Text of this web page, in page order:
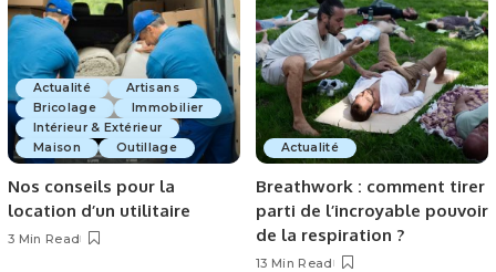
Actualité
Artisans
Bricolage
Immobilier
Intérieur & Extérieur
Maison
Outillage
Nos conseils pour la
location d’un utilitaire
3 Min Read
Actualité
Breathwork : comment tirer
parti de l’incroyable pouvoir
de la respiration ?
13 Min Read